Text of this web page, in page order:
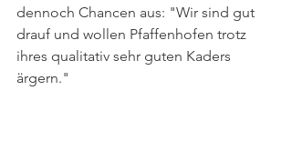
dennoch Chancen aus: "Wir sind gut
drauf und wollen Pfaffenhofen trotz
ihres qualitativ sehr guten Kaders
ärgern."